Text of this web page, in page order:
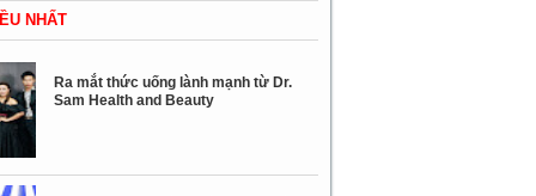
NHẤT
Ra mắt thức uống lành mạnh từ Dr.
Sam Health and Beauty